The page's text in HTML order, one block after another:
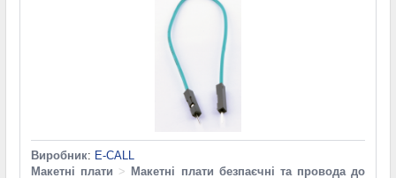
Виробник: E-CALL
Макетні плати > Макетні плати безпаєчні та провода до